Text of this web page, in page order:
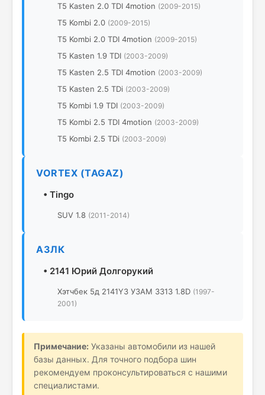
T5 Kasten 2.0 TDI 4motion (2009-2015)
T5 Kombi 2.0 (2009-2015)
T5 Kombi 2.0 TDI 4motion (2009-2015)
T5 Kasten 1.9 TDI (2003-2009)
T5 Kasten 2.5 TDI 4motion (2003-2009)
T5 Kasten 2.5 TDi (2003-2009)
T5 Kombi 1.9 TDI (2003-2009)
T5 Kombi 2.5 TDI 4motion (2003-2009)
T5 Kombi 2.5 TDi (2003-2009)
VORTEX (TAGAZ)
• Tingo
SUV 1.8 (2011-2014)
АЗЛК
• 2141 Юрий Долгорукий
Хэтчбек 5д 2141Y3 УЗАМ 3313 1.8D (1997-
2001)
Примечание: Указаны автомобили из нашей
базы данных. Для точного подбора шин
рекомендуем проконсультироваться с нашими
специалистами.